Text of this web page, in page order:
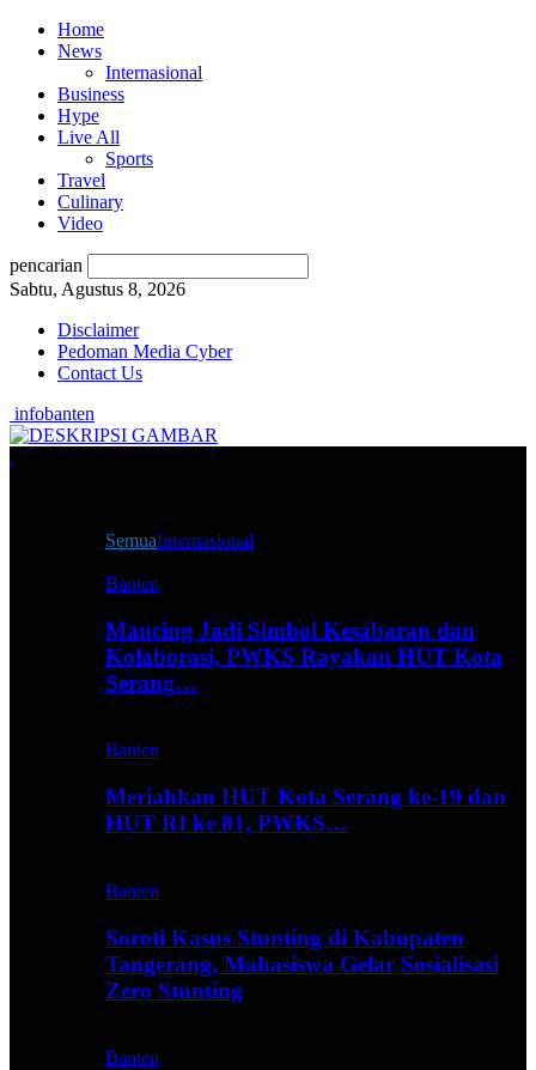
Home
News
Internasional
Business
Hype
Live All
Sports
Travel
Culinary
Video
pencarian
Sabtu, Agustus 8, 2026
Disclaimer
Pedoman Media Cyber
Contact Us
infobanten
SemuaInternasional
Banten
Mancing Jadi Simbol Kesabaran dan
Kolaborasi, PWKS Rayakan HUT Kota
Serang…
Banten
Meriahkan HUT Kota Serang ke-19 dan
HUT RI ke 81, PWKS…
Banten
Soroti Kasus Stunting di Kabupaten
Tangerang, Mahasiswa Gelar Sosialisasi
Zero Stunting
Banten